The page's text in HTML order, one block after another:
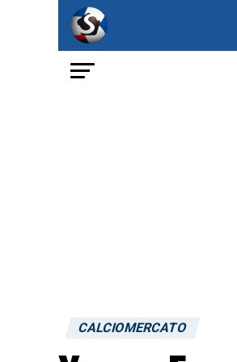
CALCIOMERCATO